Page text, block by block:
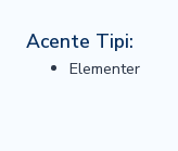
Acente Tipi:
Elementer